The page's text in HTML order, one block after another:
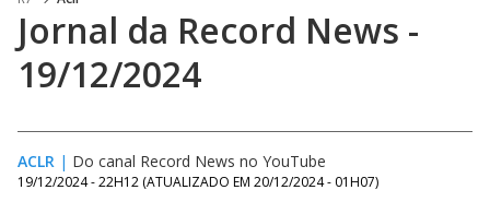
Jornal da Record News -
19/12/2024
ACLR | Do canal Record News no YouTube
19/12/2024 - 22H12 (ATUALIZADO EM 20/12/2024 - 01H07)